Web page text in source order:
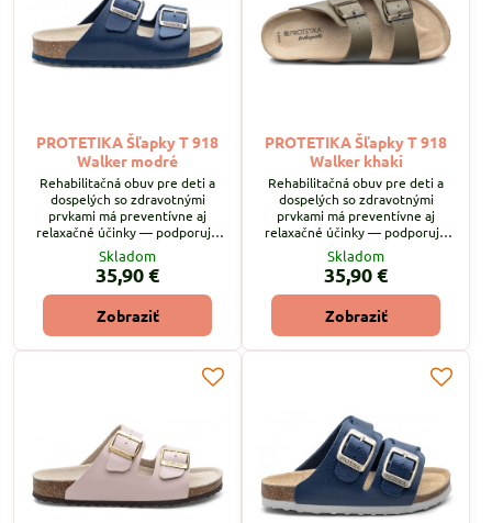
PROTETIKA Šľapky T 918
Walker modré
Rehabilitačná obuv pre deti a
dospelých so zdravotnými
prvkami má preventívne aj
relaxačné účinky — podporuje
správne držanie nôh a poskytuje
úľavu po celodennej záťaži.
Skladom
35,90 €
Zobraziť
PROTETIKA Šľapky T 918
Walker khaki
Rehabilitačná obuv pre deti a
dospelých so zdravotnými
prvkami má preventívne aj
relaxačné účinky — podporuje
správne držanie nôh a poskytuje
úľavu po celodennej záťaži.
Skladom
35,90 €
Zobraziť